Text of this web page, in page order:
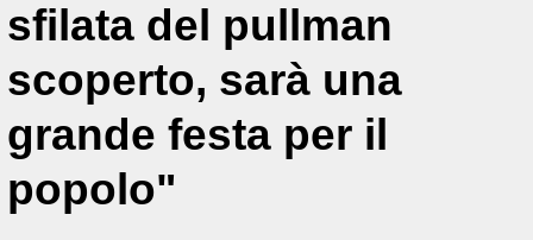
sfilata del pullman
scoperto, sarà una
grande festa per il
popolo"